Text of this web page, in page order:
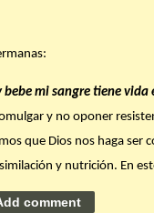
bebe mi sangre tiene vida
y no oponer
que Dios nos haga ser
y nutrición. En
por Dios).